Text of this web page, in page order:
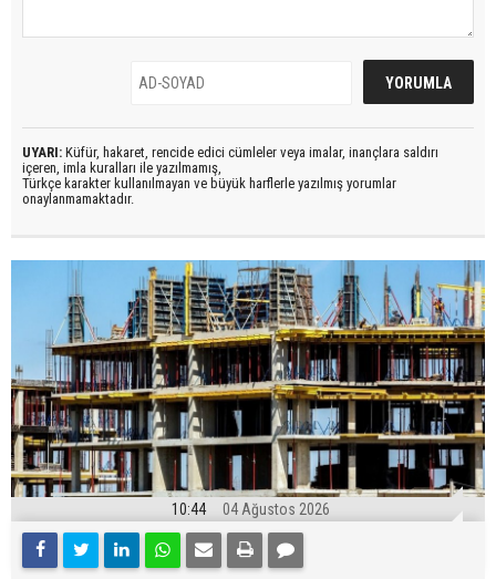
UYARI: Küfür, hakaret, rencide edici cümleler veya imalar, inançlara saldırı
içeren, imla kuralları ile yazılmamış,
Türkçe karakter kullanılmayan ve büyük harflerle yazılmış yorumlar
onaylanmamaktadır.
10:44 04 Ağustos 2026